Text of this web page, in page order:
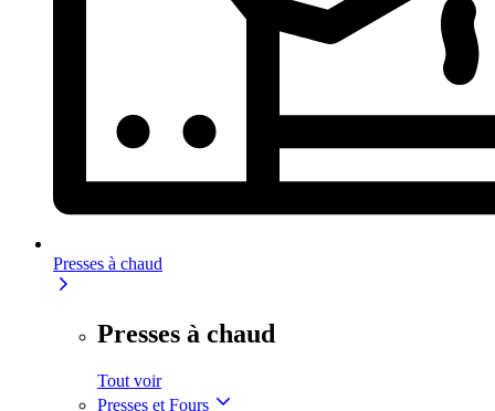
Presses à chaud
Presses à chaud
Tout voir
Presses et Fours